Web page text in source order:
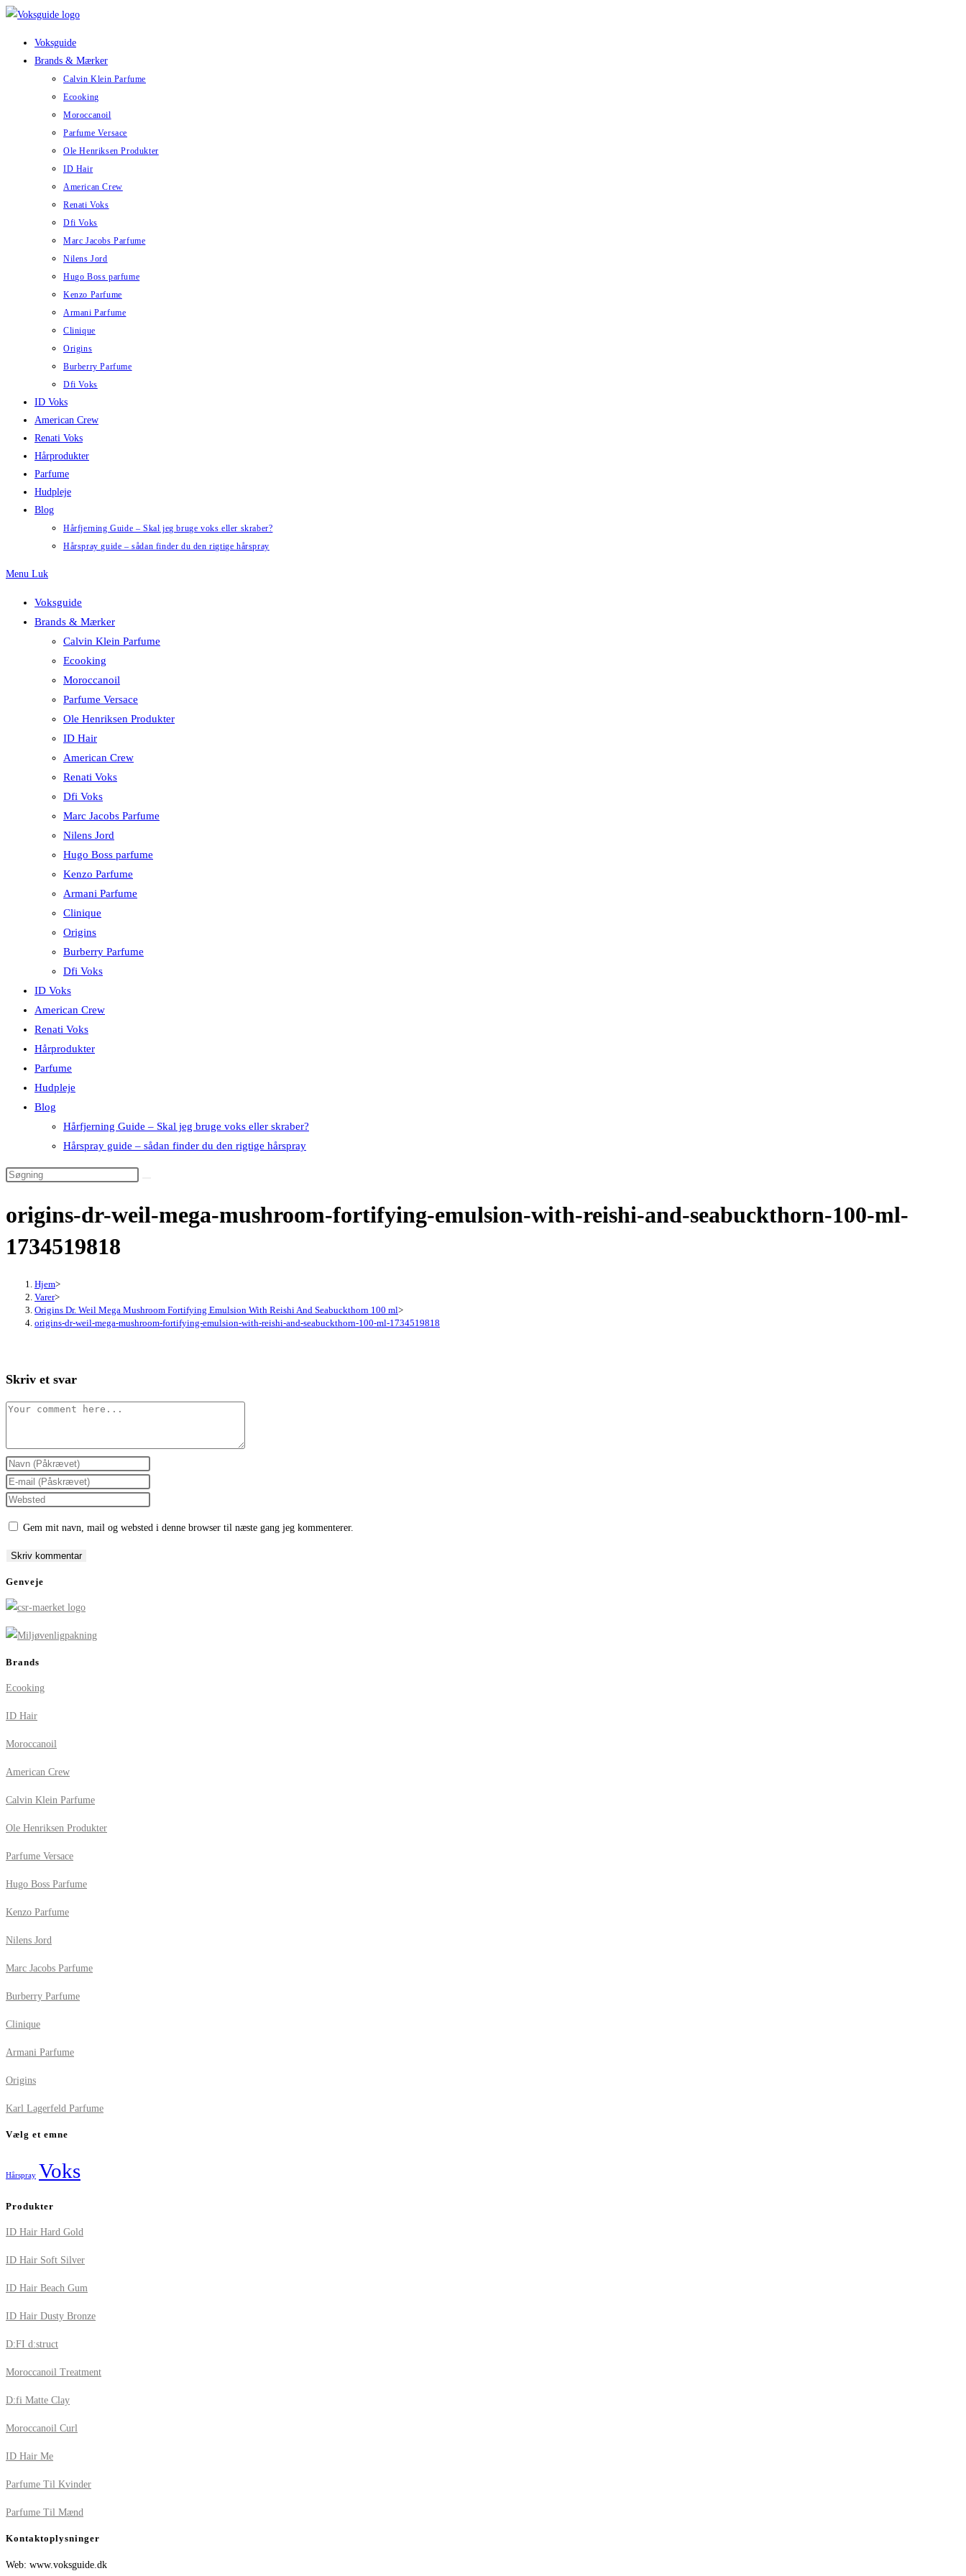
Skip
Voksguide
Brands & Mærker
Calvin Klein Parfume
Ecooking
Moroccanoil
Parfume Versace
Ole Henriksen Produkter
ID Hair
American Crew
Renati Voks
Dfi Voks
Marc Jacobs Parfume
Nilens Jord
Hugo Boss parfume
Kenzo Parfume
Armani Parfume
Clinique
Origins
Burberry Parfume
Dfi Voks
ID Voks
American Crew
Renati Voks
Hårprodukter
Parfume
Hudpleje
Blog
Hårfjerning Guide – Skal jeg bruge voks eller skraber?
Hårspray guide – sådan finder du den rigtige hårspray
Menu Luk
Voksguide
Brands & Mærker
Calvin Klein Parfume
Ecooking
Moroccanoil
Parfume Versace
Ole Henriksen Produkter
ID Hair
American Crew
Renati Voks
Dfi Voks
Marc Jacobs Parfume
Nilens Jord
Hugo Boss parfume
Kenzo Parfume
Armani Parfume
Clinique
Origins
Burberry Parfume
Dfi Voks
ID Voks
American Crew
Renati Voks
Hårprodukter
Parfume
Hudpleje
Blog
Hårfjerning Guide – Skal jeg bruge voks eller skraber?
Hårspray guide – sådan finder du den rigtige hårspray
origins-dr-weil-mega-mushroom-fortifying-emulsion-with-reishi-and-seabuckthorn-100-ml-
1734519818
Hjem>
Varer>
Origins Dr. Weil Mega Mushroom Fortifying Emulsion With Reishi And Seabuckthorn 100 ml>
origins-dr-weil-mega-mushroom-fortifying-emulsion-with-reishi-and-seabuckthorn-100-ml-1734519818
Skriv et svar
Comment
Enter
your
name
to
Enter
your
to
Enter
URL
Gem mit navn, mail og websted i denne browser til næste gang jeg kommenterer.
Genveje
Brands
Ecooking
ID Hair
Moroccanoil
American Crew
Calvin Klein Parfume
Ole Henriksen Produkter
Parfume Versace
Hugo Boss Parfume
Kenzo Parfume
Nilens Jord
Marc Jacobs Parfume
Burberry Parfume
Clinique
Armani Parfume
Origins
Karl Lagerfeld Parfume
Vælg et emne
Hårspray Voks
Produkter
ID Hair Hard Gold
ID Hair Soft Silver
ID Hair Beach Gum
ID Hair Dusty Bronze
D:FI d:struct
Moroccanoil Treatment
D:fi Matte Clay
Moroccanoil Curl
ID Hair Me
Parfume Til Kvinder
Parfume Til Mænd
Kontaktoplysninger
Web: www.voksguide.dk